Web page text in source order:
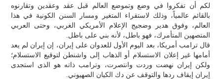
لكم أن تفكروا في وضع وتموضع العالم قبل عقد وعقدين وتقارنوه
بالقائم عالمياً، وذلك لاستقراء المتغير ومسار السنن الكونية في هذا
العالم، وفوق هدير وضجيج الإعلام الأمريكي الغربي، وحتى العربي
المتصهين المتأمرك، فهو باطل، لأنه بني على باطل.
قال ترامب أمريكا، بعد اليوم الأول للعدوان على إيران، إن إيران لم يعد
أمامها غیر إعلان الاستسلام أو الذهاب إلى واشنطن لتوقيع الاستسلام؛
ولكن إيران نهضت وردت وانتصرت، وترامب ذاته هو الذى استجدی
إيران إيقاف ردها والتوقف عن دك الكيان الصهيوني.